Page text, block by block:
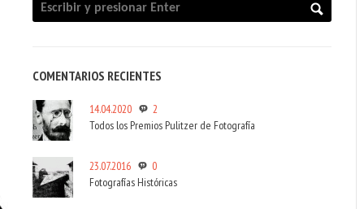
COMENTARIOS RECIENTES
14.04.2020
2
Todos los Premios Pulitzer de Fotografía
23.07.2016
0
Fotografías Históricas